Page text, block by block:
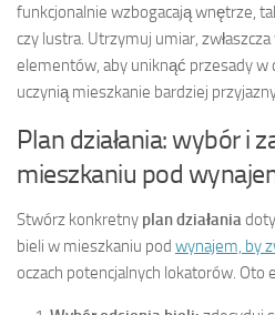
funkcjonalnie wzbogacają wnętrze,
czy lustra. Utrzymuj umiar,
elementów, aby uniknąć przesady w
uczynią mieszkanie bardziej
Plan działania: wybór i
mieszkaniu pod
Stwórz konkretny plan działania
bieli w mieszkaniu pod wynajem, by
oczach potencjalnych lokatorów. Oto